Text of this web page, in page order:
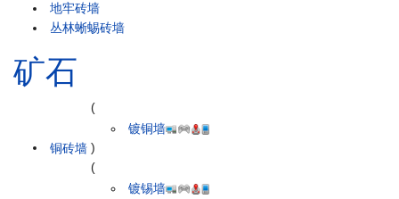
地牢砖墙
丛林蜥蜴砖墙
矿石
铜砖墙
(
镀铜墙
)
(
镀锡墙